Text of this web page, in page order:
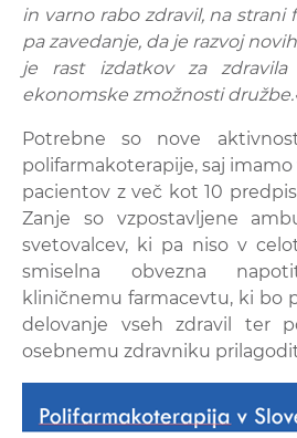
in varno rabo zdravil, na strani
pa zavedanje, da je razvoj
je rast izdatkov za
ekonomske zmožnosti
Potrebne so nove
polifarmakoterapije, saj imamo
pacientov z več kot 10
Zanje so vzpostavljene
svetovalcev, ki pa niso v
smiselna obvezna
kliničnemu farmacevtu, ki bo
delovanje vseh zdravil ter
osebnemu zdravniku